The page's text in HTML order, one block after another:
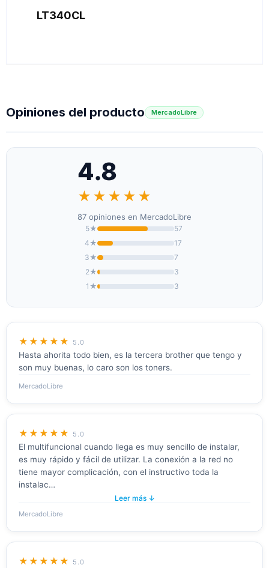
LT340CL
Opiniones del producto MercadoLibre
4.8
★★★★★
87 opiniones en MercadoLibre
5★
57
4★
17
3★
7
2★
3
1★
3
★★★★★ 5.0
Hasta ahorita todo bien, es la tercera brother que tengo y
son muy buenas, lo caro son los toners.
MercadoLibre
★★★★★ 5.0
El multifuncional cuando llega es muy sencillo de instalar,
es muy rápido y fácil de utilizar. La conexión a la red no
tiene mayor complicación, con el instructivo toda la
instalac…
Leer más ↓
MercadoLibre
★★★★★ 5.0